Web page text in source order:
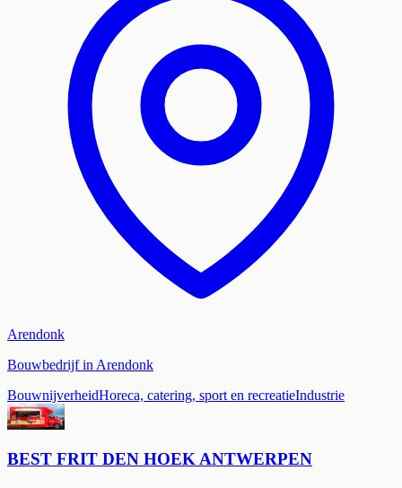
Arendonk
Bouwbedrijf in Arendonk
BouwnijverheidHoreca, catering, sport en recreatieIndustrie
BEST FRIT DEN HOEK ANTWERPEN